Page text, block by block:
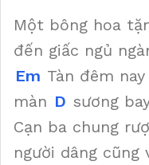
Một bông hoa
đến giấc ngủ
Em Tàn đêm
màn D sương
Cạn ba chung
người dâng cũng